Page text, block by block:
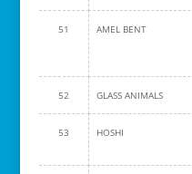
51 AMEL BENT
52 GLASS ANIMALS
53 HOSHI